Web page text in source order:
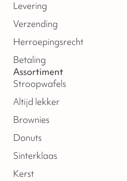
Levering
Verzending
Herroepingsrecht
Betaling
Assortiment
Stroopwafels
Altijd lekker
Brownies
Donuts
Sinterklaas
Kerst